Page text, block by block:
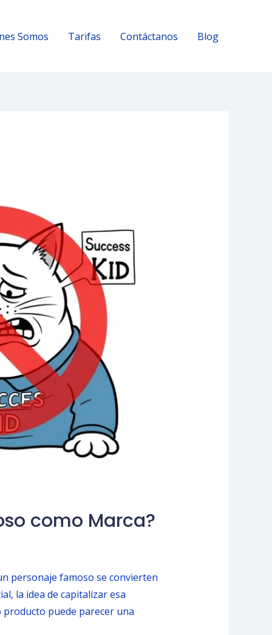
Somos Tarifas Contáctanos Blog
como Marca?
personaje famoso se convierten
la idea de capitalizar esa
puede parecer una